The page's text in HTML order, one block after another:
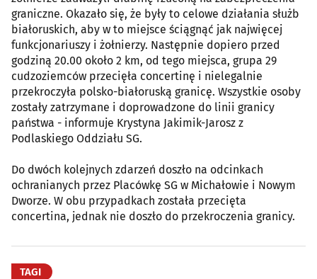
graniczne. Okazało się, że były to celowe działania służb
białoruskich, aby w to miejsce ściągnąć jak najwięcej
funkcjonariuszy i żołnierzy. Następnie dopiero przed
godziną 20.00 około 2 km, od tego miejsca, grupa 29
cudzoziemców przecięła concertinę i nielegalnie
przekroczyła polsko-białoruską granicę. Wszystkie osoby
zostały zatrzymane i doprowadzone do linii granicy
państwa - informuje Krystyna Jakimik-Jarosz z
Podlaskiego Oddziału SG.
Do dwóch kolejnych zdarzeń doszło na odcinkach
ochranianych przez Placówkę SG w Michałowie i Nowym
Dworze. W obu przypadkach została przecięta
concertina, jednak nie doszło do przekroczenia granicy.
TAGI